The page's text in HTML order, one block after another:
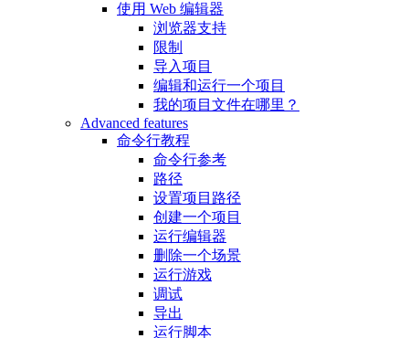
使用 Web 编辑器
浏览器支持
限制
导入项目
编辑和运行一个项目
我的项目文件在哪里？
Advanced features
命令行教程
命令行参考
路径
设置项目路径
创建一个项目
运行编辑器
删除一个场景
运行游戏
调试
导出
运行脚本